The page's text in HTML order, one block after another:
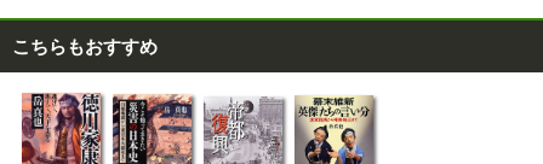
こちらもおすすめ